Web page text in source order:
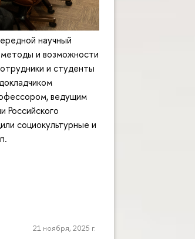
научный
и возможности
и студенты
ведущим
Российского
социокультурные и
и человеческом измерении (кейсы
21 ноября, 2025 г.